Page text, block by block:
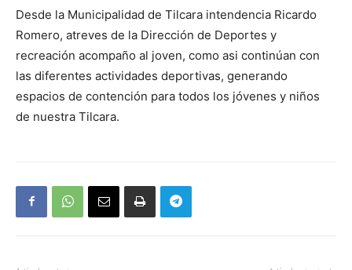
Desde la Municipalidad de Tilcara intendencia Ricardo
Romero, atreves de la Dirección de Deportes y
recreación acompaño al joven, como asi continúan con
las diferentes actividades deportivas, generando
espacios de contención para todos los jóvenes y niños
de nuestra Tilcara.